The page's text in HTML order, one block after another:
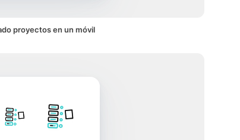
proyectos en un móvil